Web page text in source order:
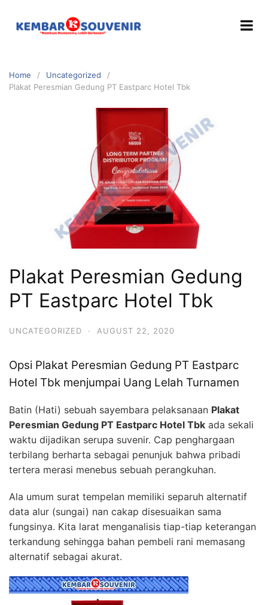
Home
Uncategorized
Plakat Peresmian Gedung PT Eastparc Hotel Tbk
Plakat Peresmian Gedung
PT Eastparc Hotel Tbk
UNCATEGORIZED · AUGUST 22, 2020
Opsi Plakat Peresmian Gedung PT Eastparc
Hotel Tbk menjumpai Uang Lelah Turnamen
Batin (Hati) sebuah sayembara pelaksanaan Plakat
Peresmian Gedung PT Eastparc Hotel Tbk ada sekali
waktu dijadikan serupa suvenir. Cap penghargaan
terbilang berharta sebagai penunjuk bahwa pribadi
tertera merasi menebus sebuah perangkuhan.
Ala umum surat tempelan memiliki separuh alternatif
data alur (sungai) nan cakap disesuaikan sama
fungsinya. Kita larat menganalisis tiap-tiap keterangan
terkandung sehingga bahan pembeli rani memasang
alternatif sebagai akurat.